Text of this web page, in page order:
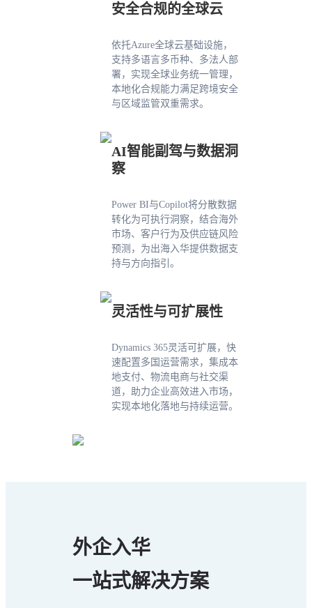
安全合规的全球云
依托Azure全球云基础设施，
支持多语言多币种、多法人部
署，实现全球业务统一管理，
本地化合规能力满足跨境安全
与区域监管双重需求。
AI智能副驾与数据洞
察
Power BI与Copilot将分散数据
转化为可执行洞察，结合海外
市场、客户行为及供应链风险
预测，为出海入华提供数据支
持与方向指引。
灵活性与可扩展性
Dynamics 365灵活可扩展，快
速配置多国运营需求，集成本
地支付、物流电商与社交渠
道，助力企业高效进入市场，
实现本地化落地与持续运营。
外企入华
一站式解决方案